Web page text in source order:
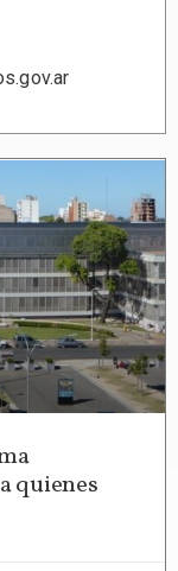
quienes